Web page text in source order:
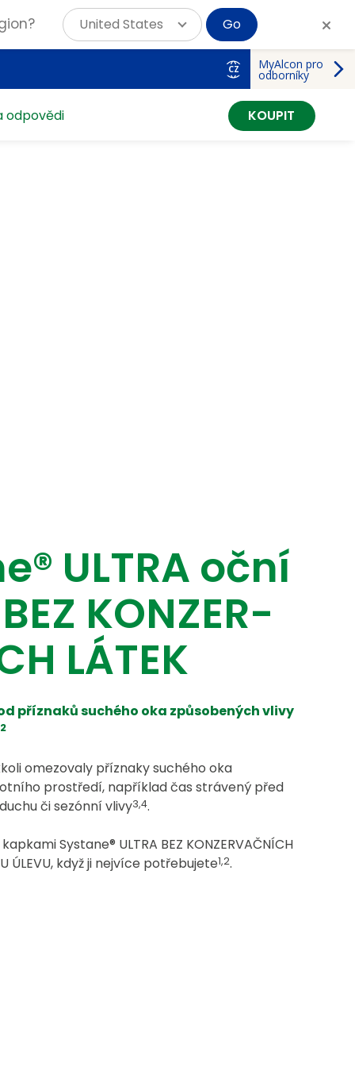
CZ MyAlcon pro
odborníky
odpovědi KOUPIT
ULTRA oční
KONZER­
LÁTEK
od příznaků suchého oka způsobených vlivy
omezovaly příznaky suchého oka
prostředí, například čas strávený před
či sezónní vlivy3,4.
Systane® ULTRA BEZ KONZERVAČNÍCH
ÚLEVU, když ji nejvíce potřebujete1,2.
United States Go